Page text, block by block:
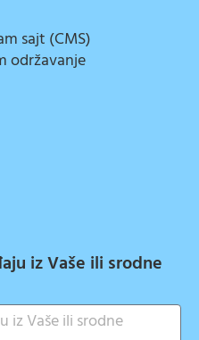
sajt (CMS)
održavanje
iz Vaše ili srodne